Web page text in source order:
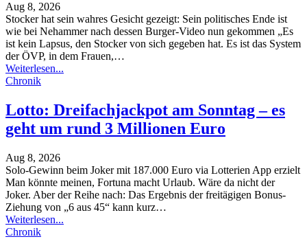
Aug 8, 2026
Stocker hat sein wahres Gesicht gezeigt: Sein politisches Ende ist
wie bei Nehammer nach dessen Burger-Video nun gekommen „Es
ist kein Lapsus, den Stocker von sich gegeben hat. Es ist das System
der ÖVP, in dem Frauen,…
Weiterlesen...
Chronik
Lotto: Dreifachjackpot am Sonntag – es
geht um rund 3 Millionen Euro
Aug 8, 2026
Solo-Gewinn beim Joker mit 187.000 Euro via Lotterien App erzielt
Man könnte meinen, Fortuna macht Urlaub. Wäre da nicht der
Joker. Aber der Reihe nach: Das Ergebnis der freitägigen Bonus-
Ziehung von „6 aus 45“ kann kurz…
Weiterlesen...
Chronik